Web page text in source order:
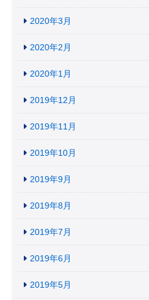
2020年3月
2020年2月
2020年1月
2019年12月
2019年11月
2019年10月
2019年9月
2019年8月
2019年7月
2019年6月
2019年5月